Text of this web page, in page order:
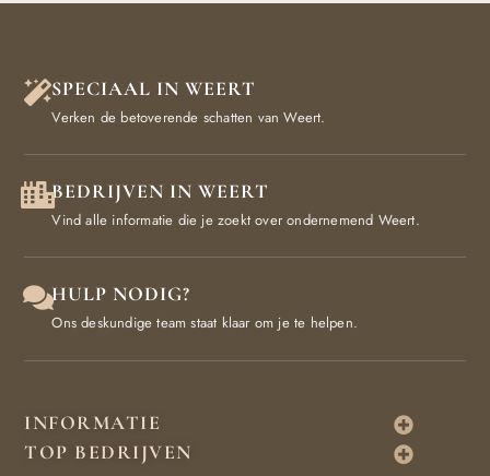
SPECIAAL IN WEERT
Verken de betoverende schatten van Weert.
BEDRIJVEN IN WEERT
Vind alle informatie die je zoekt over ondernemend Weert.
HULP NODIG?
Ons deskundige team staat klaar om je te helpen.
INFORMATIE
TOP BEDRIJVEN